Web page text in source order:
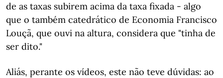
de as taxas subirem acima da taxa fixada - algo
que o também catedrático de Economia Francisco
Louçã, que ouvi na altura, considera que "tinha de
ser dito."
Aliás, perante os vídeos, este não teve dúvidas: ao